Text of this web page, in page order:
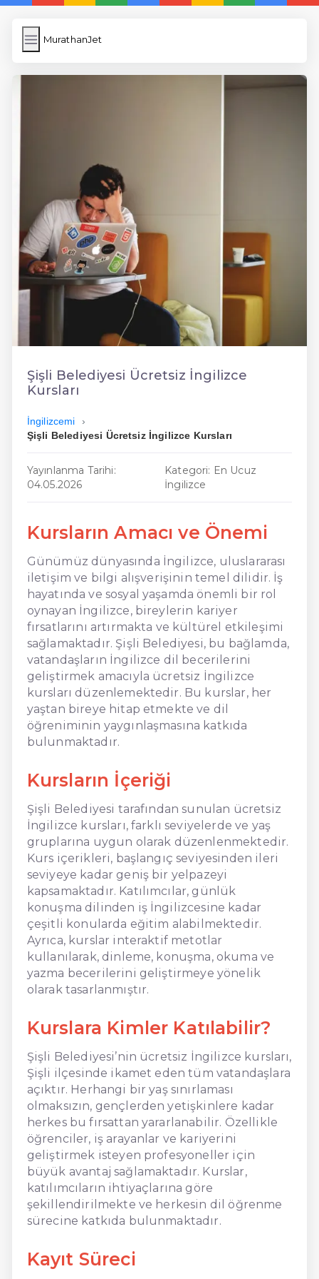
MurathanJet
MurathanJet
5 Günde İngilizce
İngilizce
Dil Eğitimi
En Hızlı İngilizce
En Kolay İngilizce
En Ucuz İngilizce
En Uygun İngilizce
Şişli Belediyesi Ücretsiz İngilizce
Kursları
İngilizcemi
Şişli Belediyesi Ücretsiz İngilizce Kursları
Yayınlanma Tarihi:
04.05.2026
Kategori: En Ucuz
İngilizce
Kursların Amacı ve Önemi
Günümüz dünyasında İngilizce, uluslararası
iletişim ve bilgi alışverişinin temel dilidir. İş
hayatında ve sosyal yaşamda önemli bir rol
oynayan İngilizce, bireylerin kariyer
fırsatlarını artırmakta ve kültürel etkileşimi
sağlamaktadır. Şişli Belediyesi, bu bağlamda,
vatandaşların İngilizce dil becerilerini
geliştirmek amacıyla ücretsiz İngilizce
kursları düzenlemektedir. Bu kurslar, her
yaştan bireye hitap etmekte ve dil
öğreniminin yaygınlaşmasına katkıda
bulunmaktadır.
Kursların İçeriği
Şişli Belediyesi tarafından sunulan ücretsiz
İngilizce kursları, farklı seviyelerde ve yaş
gruplarına uygun olarak düzenlenmektedir.
Kurs içerikleri, başlangıç seviyesinden ileri
seviyeye kadar geniş bir yelpazeyi
kapsamaktadır. Katılımcılar, günlük
konuşma dilinden iş İngilizcesine kadar
çeşitli konularda eğitim alabilmektedir.
Ayrıca, kurslar interaktif metotlar
kullanılarak, dinleme, konuşma, okuma ve
yazma becerilerini geliştirmeye yönelik
olarak tasarlanmıştır.
Kurslara Kimler Katılabilir?
Şişli Belediyesi’nin ücretsiz İngilizce kursları,
Şişli ilçesinde ikamet eden tüm vatandaşlara
açıktır. Herhangi bir yaş sınırlaması
olmaksızın, gençlerden yetişkinlere kadar
herkes bu fırsattan yararlanabilir. Özellikle
öğrenciler, iş arayanlar ve kariyerini
geliştirmek isteyen profesyoneller için
büyük avantaj sağlamaktadır. Kurslar,
katılımcıların ihtiyaçlarına göre
şekillendirilmekte ve herkesin dil öğrenme
sürecine katkıda bulunmaktadır.
Kayıt Süreci